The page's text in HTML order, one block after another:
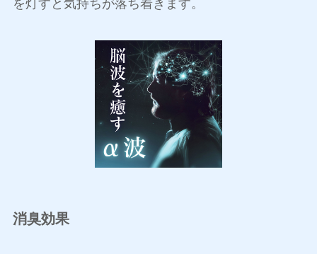
を灯すと気持ちが落ち着きます。
消臭効果